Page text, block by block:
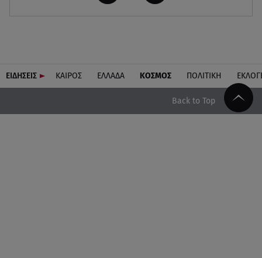
ΕΙΔΗΣΕΙΣ ΚΑΙΡΟΣ ΕΛΛΑΔΑ ΚΟΣΜΟΣ ΠΟΛΙΤΙΚΗ
Back to Top